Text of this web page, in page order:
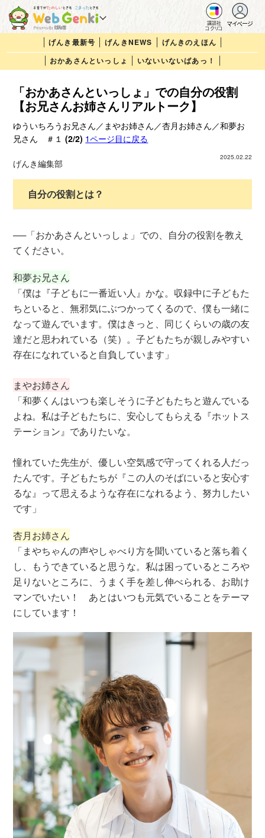
講談社
コクリコ
マイページ
げんき最新号 げんきNEWS
げんきのえほん
おかあさんといっしょ
いないいないばあっ！
「おかあさんといっしょ」での自分の役割
【お兄さんお姉さんリアルトーク】
ゆういちろうお兄さん／まやお姉さん／杏月お姉さん／和夢お
兄さん ＃１(2/2) 1ページ目に戻る
2025.02.22
げんき編集部
自分の役割とは？
──「おかあさんといっしょ」での、自分の役割を教え
てください。
和夢お兄さん
「僕は『子どもに一番近い人』かな。収録中に子どもた
ちといると、無邪気にぶつかってくるので、僕も一緒に
なって遊んでいます。僕はきっと、同じくらいの歳の友
達だと思われている（笑）。子どもたちが親しみやすい
存在になれていると自負しています」
まやお姉さん
「和夢くんはいつも楽しそうに子どもたちと遊んでいる
よね。私は子どもたちに、安心してもらえる『ホットス
テーション』でありたいな。
憧れていた先生が、優しい空気感で守ってくれる人だっ
たんです。子どもたちが『この人のそばにいると安心す
るな』って思えるような存在になれるよう、努力したい
です」
杏月お姉さん
「まやちゃんの声やしゃべり方を聞いていると落ち着く
し、もうできていると思うな。私は困っているところや
足りないところに、うまく手を差し伸べられる、お助け
マンでいたい！ あとはいつも元気でいることをテーマ
にしています！